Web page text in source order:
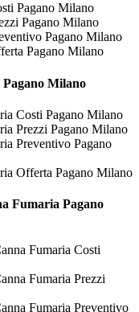
Pagano Milano
Pagano Milano
Pagano Milano
Pagano Milano
Milano
Costi Pagano Milano
Prezzi Pagano Milano
Preventivo Pagano
Offerta Pagano Milano
Fumaria Pagano
Fumaria Costi
Fumaria Prezzi
Fumaria Preventivo